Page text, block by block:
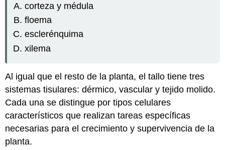
corteza y médula
floema
esclerénquima
xilema
Al igual que el resto de la planta, el tallo tiene tres
sistemas tisulares: dérmico, vascular y tejido molido.
Cada una se distingue por tipos celulares
característicos que realizan tareas específicas
necesarias para el crecimiento y supervivencia de la
planta.